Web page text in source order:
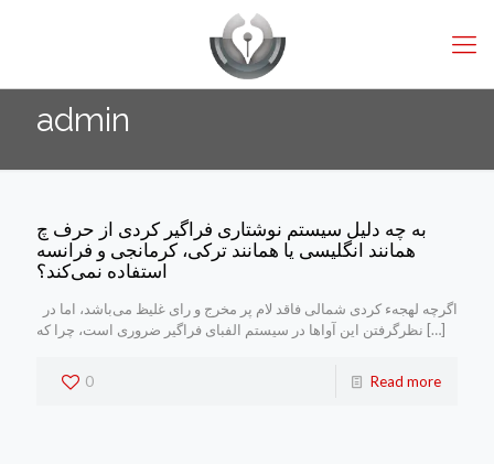
admin
به چه دلیل سیستم نوشتاری فراگیر کردی از حرف چ
همانند انگلیسی یا همانند ترکی، کرمانجی و فرانسه
استفاده نمی‌کند؟
نظرگرفتن این آواها در سیستم الفبای فراگیر ضروری است، چرا که […]
0 Read more